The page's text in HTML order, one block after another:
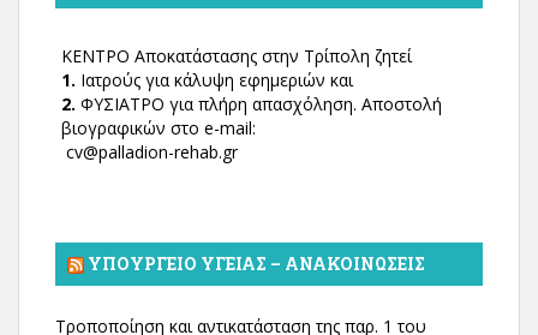
ΚΕΝΤΡΟ Αποκατάστασης στην Τρίπολη ζητεί
1. Ιατρούς για κάλυψη εφημεριών και
2. ΦΥΣΙΑΤΡΟ για πλήρη απασχόληση. Αποστολή
βιογραφικών στο e-mail:
cv@palladion-rehab.gr
ΥΠΟΥΡΓΕΊΟ ΥΓΕΊΑΣ – ΑΝΑΚΟΙΝΏΣΕΙΣ
Τροποποίηση και αντικατάσταση της παρ. 1 του